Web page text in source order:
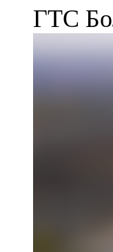
ГТС